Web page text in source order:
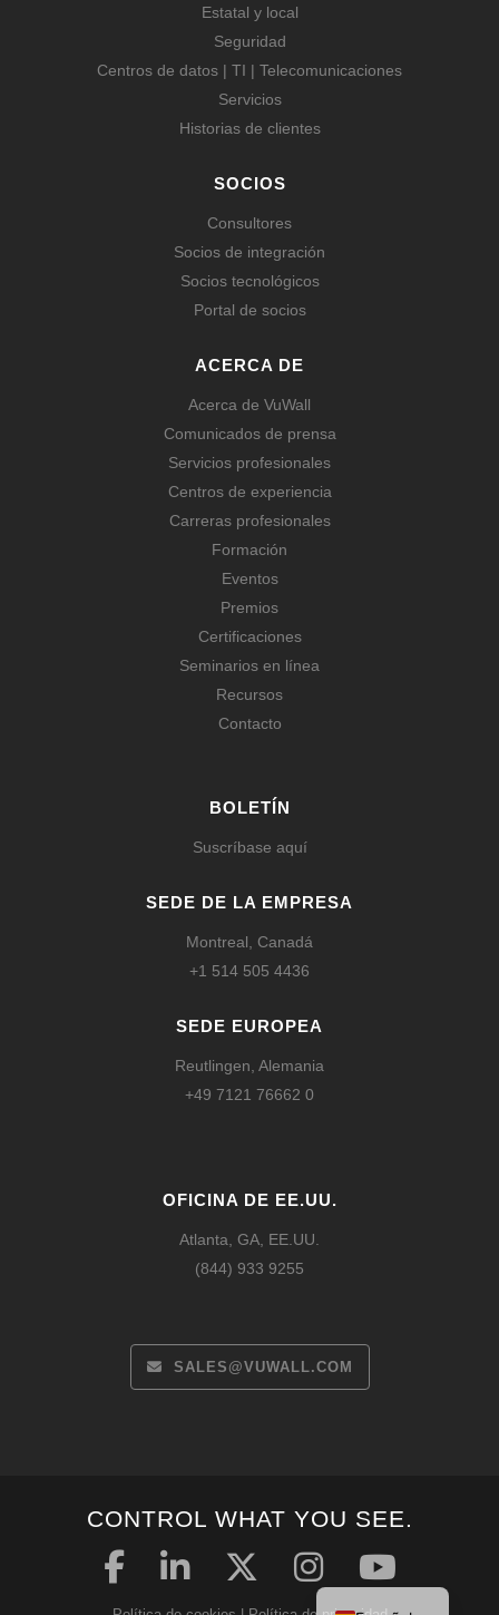
Estatal y local
Seguridad
Centros de datos | TI | Telecomunicaciones
Servicios
Historias de clientes
SOCIOS
Consultores
Socios de integración
Socios tecnológicos
Portal de socios
ACERCA DE
Acerca de VuWall
Comunicados de prensa
Servicios profesionales
Centros de experiencia
Carreras profesionales
Formación
Eventos
Premios
Certificaciones
Seminarios en línea
Recursos
Contacto
BOLETÍN
Suscríbase aquí
SEDE DE LA EMPRESA
Montreal, Canadá
+1 514 505 4436
SEDE EUROPEA
Reutlingen, Alemania
+49 7121 76662 0
OFICINA DE EE.UU.
Atlanta, GA, EE.UU.
(844) 933 9255
SALES@VUWALL.COM
CONTROL WHAT YOU SEE.
English
Français